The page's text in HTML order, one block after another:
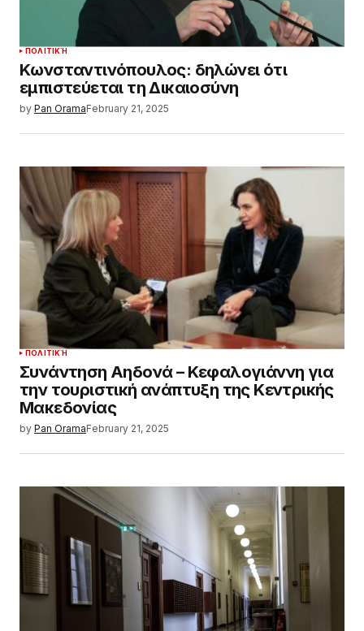
ΠΟΛΙΤΙΚΉ
Κωνσταντινόπουλος: δηλώνει ότι
εμπιστεύεται τη Δικαιοσύνη
by Pan OramaFebruary 21, 2025
ΠΟΛΙΤΙΚΉ
Συνάντηση Αηδονά – Κεφαλογιάννη για
την τουριστική ανάπτυξη της Κεντρικής
Μακεδονίας
by Pan OramaFebruary 21, 2025